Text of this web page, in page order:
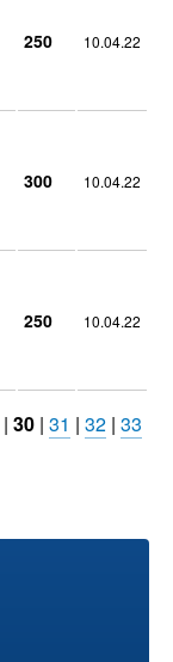
250 10.04.22
300 10.04.22
250 10.04.22
| 30 | 31 | 32 | 33